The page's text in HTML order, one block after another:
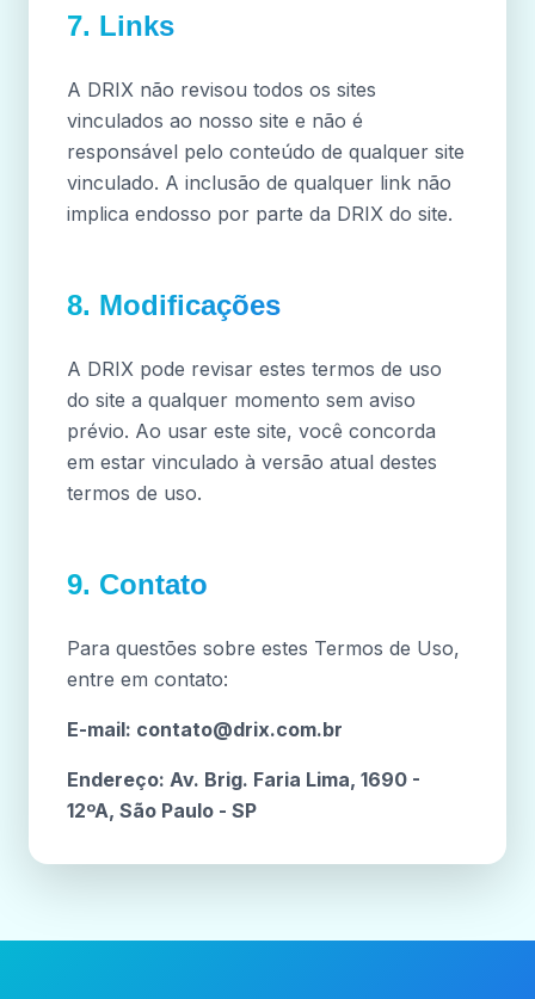
7. Links
A DRIX não revisou todos os sites
vinculados ao nosso site e não é
responsável pelo conteúdo de qualquer site
vinculado. A inclusão de qualquer link não
implica endosso por parte da DRIX do site.
8. Modificações
A DRIX pode revisar estes termos de uso
do site a qualquer momento sem aviso
prévio. Ao usar este site, você concorda
em estar vinculado à versão atual destes
termos de uso.
9. Contato
Para questões sobre estes Termos de Uso,
entre em contato:
E-mail: contato@drix.com.br
Endereço: Av. Brig. Faria Lima, 1690 -
12ºA, São Paulo - SP